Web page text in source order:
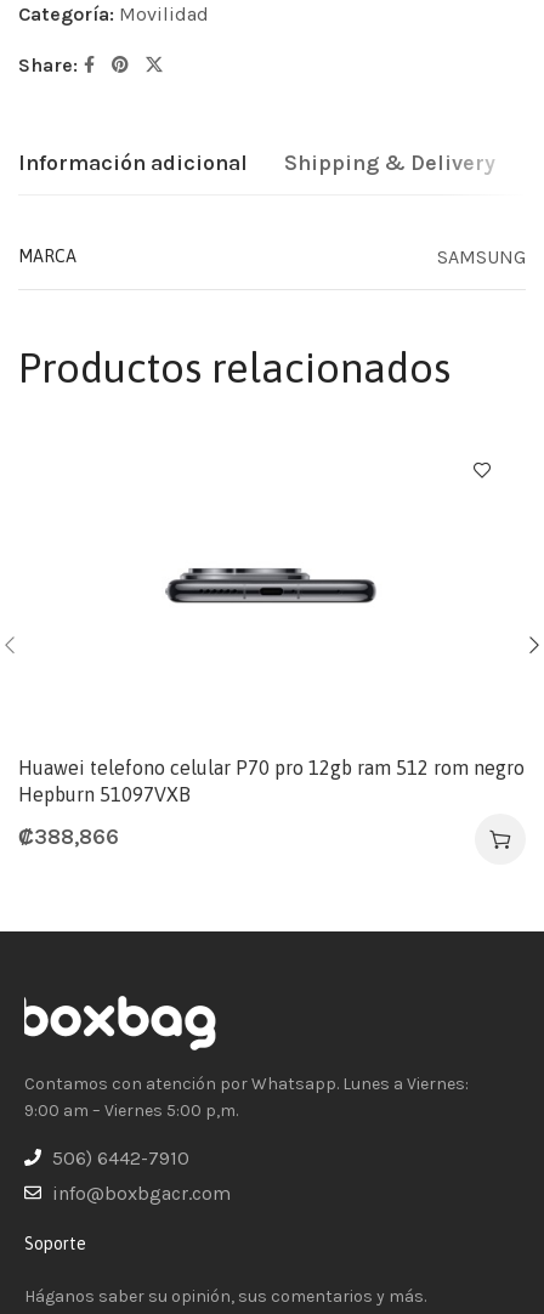
Categoría: Movilidad
Share:
Información adicional Shipping & Delivery
MARCA SAMSUNG
Productos relacionados
Huawei telefono celular P70 pro 12gb ram 512 rom negro
Hepburn 51097VXB
₡388,866
Contamos con atención por Whatsapp. Lunes a Viernes:
9:00 am – Viernes 5:00 p,m.
506) 6442-7910
info@boxbgacr.com
Soporte
Háganos saber su opinión, sus comentarios y más.